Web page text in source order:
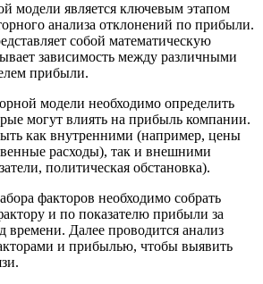
модели является ключевым этапом
анализа отклонений по прибыли.
собой математическую
зависимость между различными
прибыли.
модели необходимо определить
могут влиять на прибыль компании.
как внутренними (например, цены
расходы), так и внешними
политическая обстановка).
факторов необходимо собрать
и по показателю прибыли за
времени. Далее проводится анализ
и прибылью, чтобы выявить